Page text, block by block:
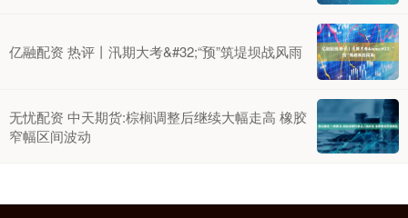
亿融配资 热评丨汛期大考&#32;“预”筑堤坝战风雨
无忧配资 中天期货:棕榈调整后继续大幅走高 橡胶
窄幅区间波动